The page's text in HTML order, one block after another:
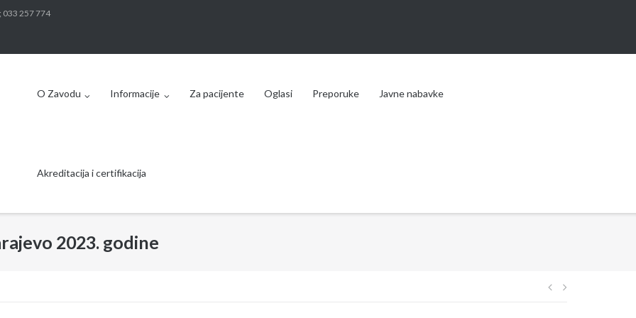
033 257 774
O Zavodu Informacije Za pacijente Oglasi Preporuke Javne nabavke
Akreditacija i certifikacija
2023. godine
Navigacija